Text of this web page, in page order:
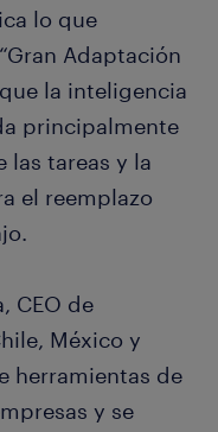
lo que
Adaptación
la inteligencia
principalmente
las tareas y la
el reemplazo
CEO de
México y
herramientas de
y se